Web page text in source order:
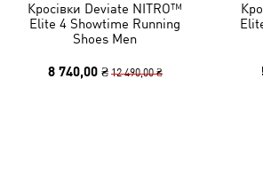
Кросівки Deviate NITRO™
Elite 4 Showtime Running
Shoes Men
8 740,00 ₴ 12 490,00 ₴